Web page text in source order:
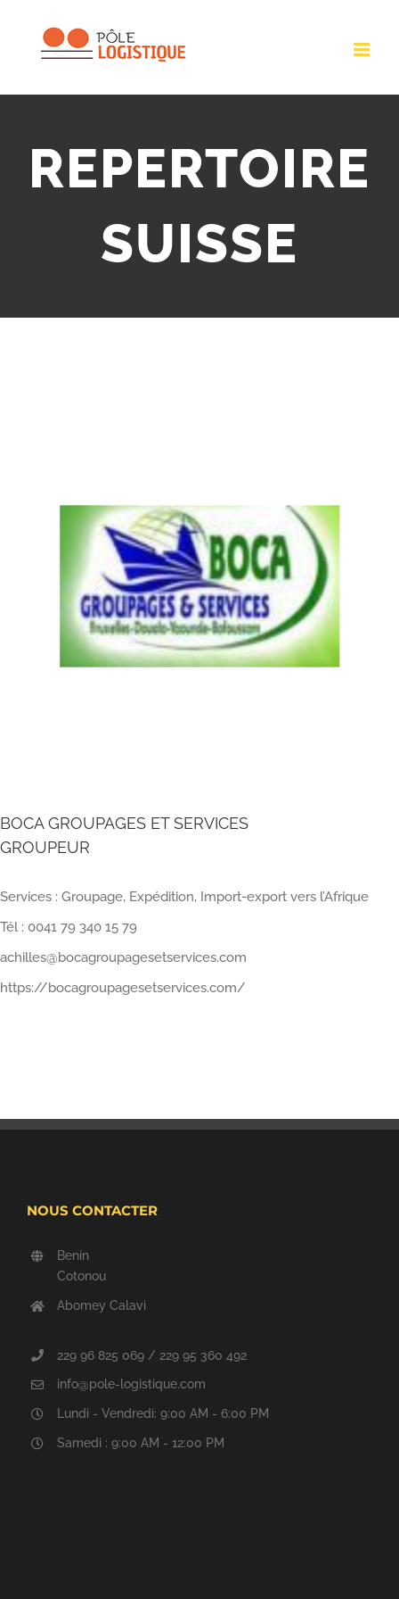
REPERTOIRE
SUISSE
BOCA GROUPAGES ET SERVICES
GROUPEUR
Services : Groupage, Expédition, Import-export vers l’Afrique
Tél : 0041 79 340 15 79
achilles@bocagroupagesetservices.com
https://bocagroupagesetservices.com/
NOUS CONTACTER
Benin
Cotonou
Abomey Calavi
229 96 825 069 / 229 95 360 492
info@pole-logistique.com
Lundi - Vendredi: 9:00 AM - 6:00 PM
Samedi : 9:00 AM - 12:00 PM